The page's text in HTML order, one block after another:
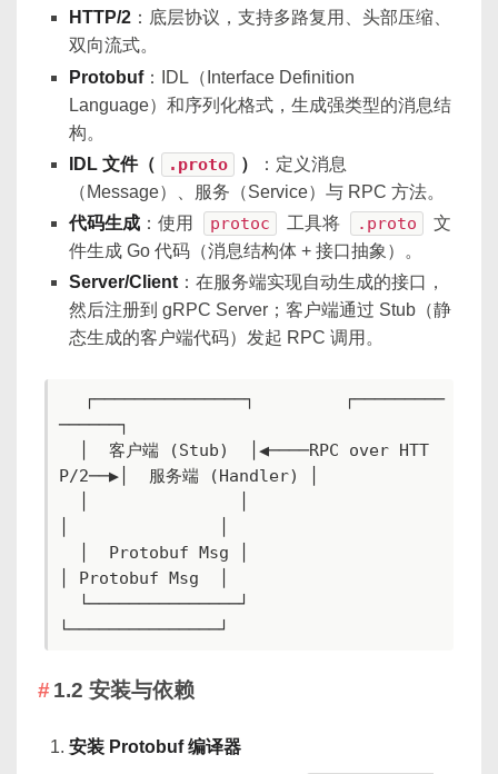
HTTP/2 ：底层协议，支持多路复用、头部压缩、
双向流式。
Protobuf：IDL（Interface Definition
Language）和序列化格式，生成强类型的消息结
构。
IDL 文件（
.proto ）
：定义消息
（Message）、服务（Service）与 RPC 方法。
代码生成 ：使用 protoc 工具将 .proto
文
件生成 Go 代码（消息结构体 + 接口抽象）。
Server/Client ：在服务端实现自动生成的接口，
然后注册到 gRPC Server；客户端通过 Stub（静
态生成的客户端代码）发起 RPC 调用。
──────┐
P/2──▶│  服务端 (Handler) │
│ Protobuf Msg  │
└───────────────┘
1.2 安装与依赖
安装 Protobuf 编译器